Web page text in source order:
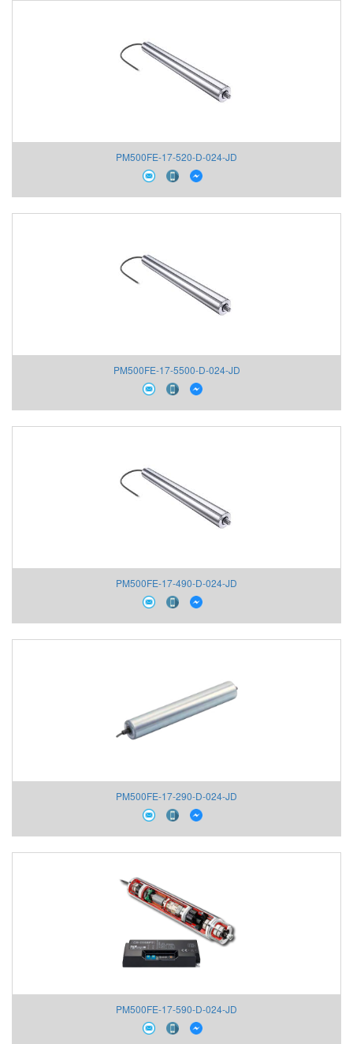
PM500FE-17-520-D-024-JD
PM500FE-17-5500-D-024-JD
PM500FE-17-490-D-024-JD
PM500FE-17-290-D-024-JD
PM500FE-17-590-D-024-JD